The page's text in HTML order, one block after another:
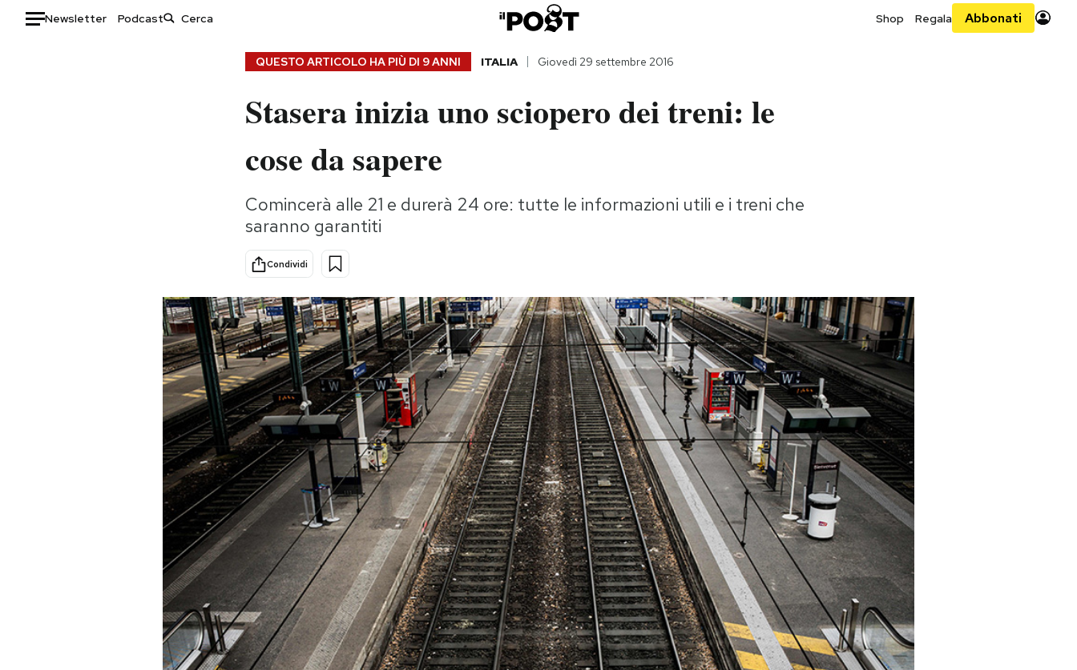
Newsletter Podcast Shop Regala Abbonati
Storie/Idee
Ok Boomer!
Altrecose
Mondiali calcio 2026
AREA PERSONALE
QUESTO ARTICOLO HA PIÙ DI 9 ANNI ITALIA Giovedì 29 settembre 2016
Stasera inizia uno sciopero dei treni: le
cose da sapere
Comincerà alle 21 e durerà 24 ore: tutte le informazioni utili e i treni che
saranno garantiti
Condividi